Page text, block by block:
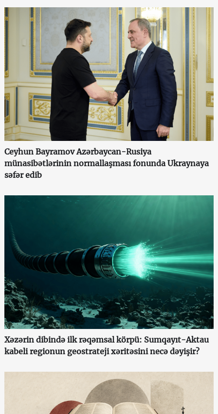
Ceyhun Bayramov Azərbaycan-Rusiya
münasibətlərinin normallaşması fonunda Ukraynaya
səfər edib
Xəzərin dibində ilk rəqəmsal körpü: Sumqayıt-Aktau
kabeli regionun geostrateji xəritəsini necə dəyişir?